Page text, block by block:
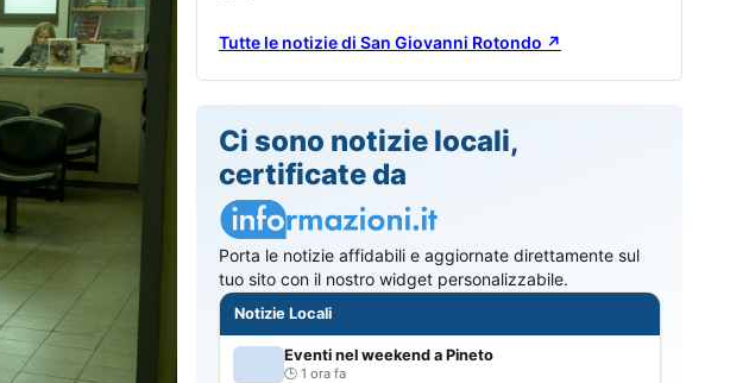
Tutte le notizie di San Giovanni Rotondo ↗
Ci sono notizie locali,
certificate da
Porta le notizie affidabili e aggiornate direttamente sul
tuo sito con il nostro widget personalizzabile.
Notizie Locali
Eventi nel weekend a Pineto
1 ora fa